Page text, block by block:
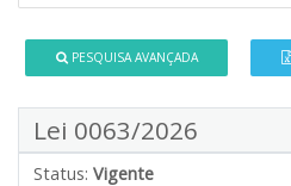
PESQUISA AVANÇADA
Lei 0063/2026
Status: Vigente